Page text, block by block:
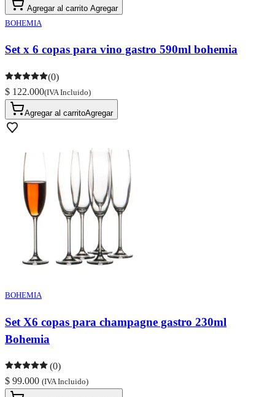
Agregar al carrito Agregar
BOHEMIA
Set x 6 copas para vino gastro 590ml bohemia
(0)
$ 122.000(IVA Incluido)
Agregar al carritoAgregar
BOHEMIA
Set X6 copas para champagne gastro 230ml
Bohemia
(0)
$ 99.000 (IVA Incluido)